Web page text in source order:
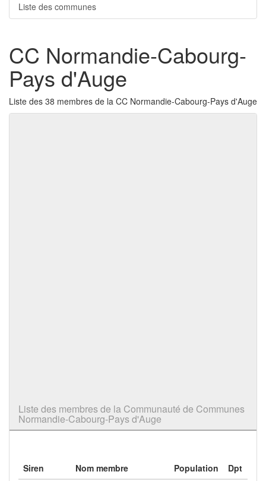
Liste des communes
CC Normandie-Cabourg-
Pays d'Auge
Liste des 38 membres de la CC Normandie-Cabourg-Pays d'Auge
Liste des membres de la Communauté de Communes
Normandie-Cabourg-Pays d'Auge
Siren Nom membre Population
Dpt